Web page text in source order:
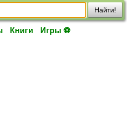
Найти!
Книги Игры ⚽